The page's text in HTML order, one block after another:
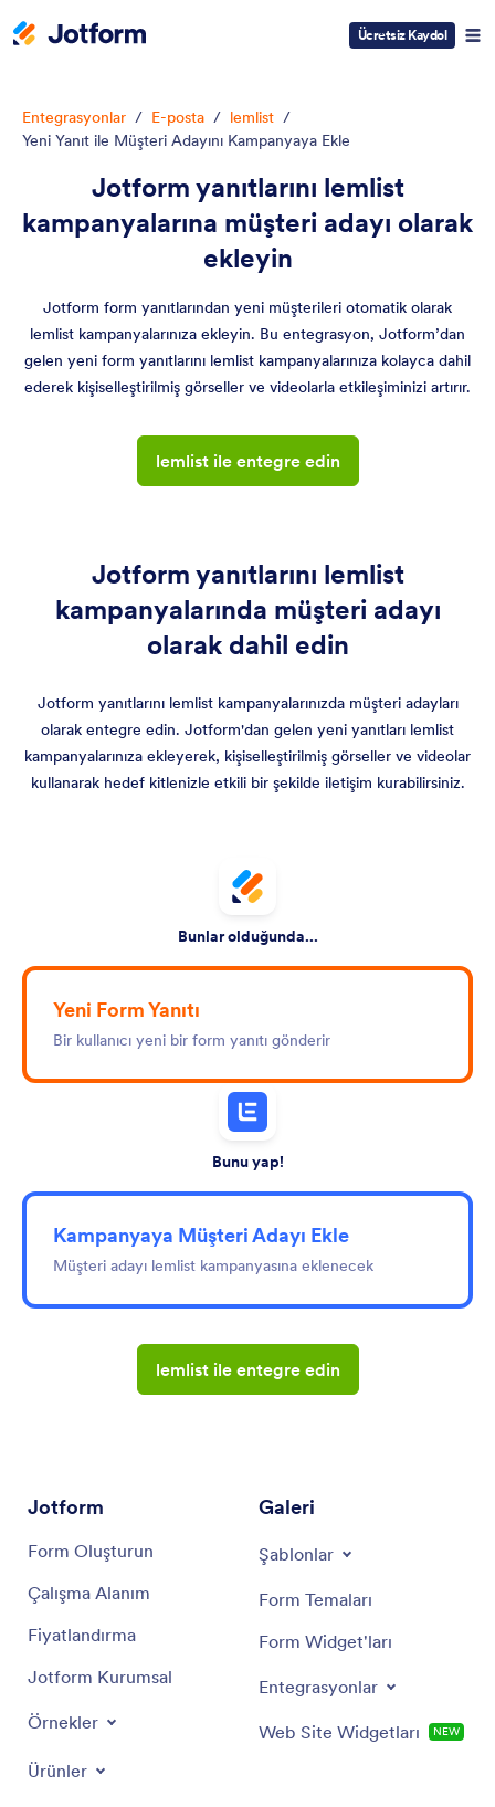
Ücretsiz Kaydol
Entegrasyonlar / E-posta / lemlist /
Yeni Yanıt ile Müşteri Adayını Kampanyaya Ekle
Jotform yanıtlarını lemlist
kampanyalarına müşteri adayı olarak
ekleyin
Jotform form yanıtlarından yeni müşterileri otomatik olarak
lemlist kampanyalarınıza ekleyin. Bu entegrasyon, Jotform’dan
gelen yeni form yanıtlarını lemlist kampanyalarınıza kolayca dahil
ederek kişiselleştirilmiş görseller ve videolarla etkileşiminizi artırır.
lemlist ile entegre edin
Jotform yanıtlarını lemlist
kampanyalarında müşteri adayı
olarak dahil edin
Jotform yanıtlarını lemlist kampanyalarınızda müşteri adayları
olarak entegre edin. Jotform'dan gelen yeni yanıtları lemlist
kampanyalarınıza ekleyerek, kişiselleştirilmiş görseller ve videolar
kullanarak hedef kitlenizle etkili bir şekilde iletişim kurabilirsiniz.
Bunlar olduğunda...
Yeni Form Yanıtı
Bir kullanıcı yeni bir form yanıtı gönderir
Bunu yap!
Kampanyaya Müşteri Adayı Ekle
Müşteri adayı lemlist kampanyasına eklenecek
lemlist ile entegre edin
Jotform
Form Oluşturun
Çalışma Alanım
Fiyatlandırma
Jotform Kurumsal
Örnekler
Ürünler
Galeri
Şablonlar
Form Temaları
Form Widget'ları
Entegrasyonlar
Web Site Widgetları NEW